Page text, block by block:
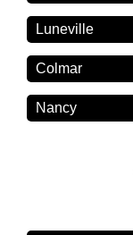
Luneville
Colmar
Nancy